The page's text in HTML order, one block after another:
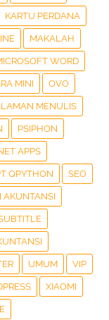
KARTU PERDANA
MAKALAH
WORD
MINI OVO
MENULIS
PSIPHON
APPS
QPYTHON SEO
AKUNTANSI
UMUM VIP
XIAOMI